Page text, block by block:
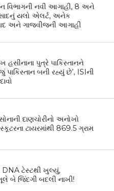
વિભાગની નવી આગાહી, 8 અને
યલો એલર્ટ, અનેક
અને ગાજવીજની આગાહી
હસીનાના પુત્રે પાકિસ્તાનને
પાકિસ્તાન બની રહ્યું છે’, ISIની
દાણચોરીનો અનોખો
ટાયરમાંથી 869.5 ગ્રામ
DNA ટેસ્ટથી ખુલ્યું,
બે જિંદગી બદલી નાખી!